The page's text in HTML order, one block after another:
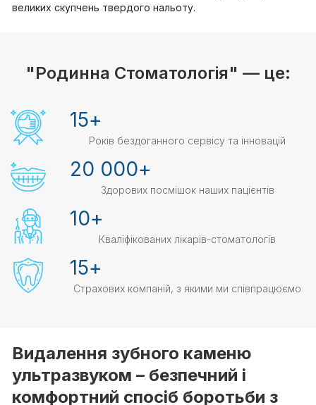
великих скупчень твердого нальоту.
"Родинна Стоматологія" — це:
Років бездоганного сервісу та інновацій
15+
Здорових посмішок наших пацієнтів
20 000+
Кваліфікованих лікарів-стоматологів
10+
Страхових компаній, з якими ми співпрацюємо
15+
Видалення зубного каменю
ультразвуком – безпечний і
комфортний спосіб боротьби з